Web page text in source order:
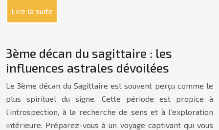
Lire la suite
3ème décan du sagittaire : les
influences astrales dévoilées
Le 3ème décan du Sagittaire est souvent perçu comme le
plus spirituel du signe. Cette période est propice à
l’introspection, à la recherche de sens et à l’exploration
intérieure. Préparez-vous à un voyage captivant qui vous